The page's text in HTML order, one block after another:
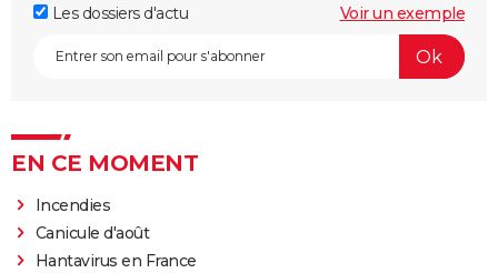
Les dossiers d'actu
Voir un exemple
EN CE MOMENT
Incendies
Canicule d'août
Hantavirus en France